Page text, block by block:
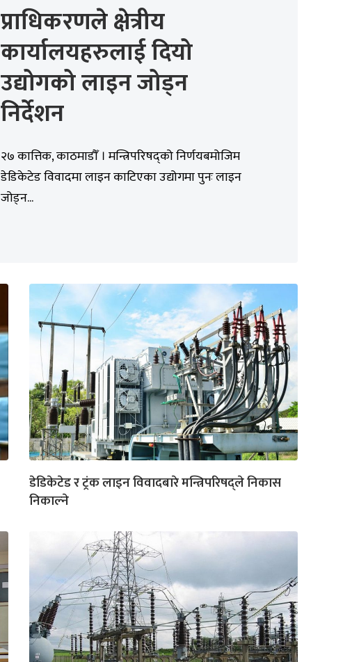
प्राधिकरणले क्षेत्रीय
कार्यालयहरुलाई दियो
उद्योगको लाइन जोड्न
निर्देशन
२७ कात्तिक, काठमाडौँ । मन्त्रिपरिषद्को निर्णयबमोजिम
डेडिकेटेड विवादमा लाइन काटिएका उद्योगमा पुनः लाइन
जोड्न...
डेडिकेटेड र ट्रंक लाइन विवादबारे मन्त्रिपरिषद्ले निकास
निकाल्ने